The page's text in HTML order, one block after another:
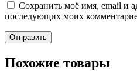
Сохранить моё имя, email и
последующих моих
Похожие товары